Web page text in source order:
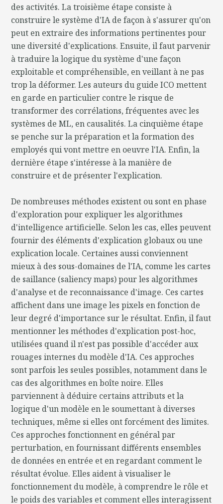
des activités. La troisième étape consiste à
construire le système d'IA de façon à s'assurer qu'on
peut en extraire des informations pertinentes pour
une diversité d'explications. Ensuite, il faut parvenir
à traduire la logique du système d'une façon
exploitable et compréhensible, en veillant à ne pas
trop la déformer. Les auteurs du guide ICO mettent
en garde en particulier contre le risque de
transformer des corrélations, fréquentes avec les
systèmes de ML, en causalités. La cinquième étape
se penche sur la préparation et la formation des
employés qui vont mettre en oeuvre l'IA. Enfin, la
dernière étape s'intéresse à la manière de
construire et de présenter l'explication.
De nombreuses méthodes existent ou sont en phase
d'exploration pour expliquer les algorithmes
d'intelligence artificielle. Selon les cas, elles peuvent
fournir des éléments d'explication globaux ou une
explication locale. Certaines aussi conviennent
mieux à des sous-domaines de l'IA, comme les cartes
de saillance (saliency maps) pour les algorithmes
d'analyse et de reconnaissance d'image. Ces cartes
affichent dans une image les pixels en fonction de
leur degré d'importance sur le résultat. Enfin, il faut
mentionner les méthodes d'explication post-hoc,
utilisées quand il n'est pas possible d'accéder aux
rouages internes du modèle d'IA. Ces approches
sont parfois les seules possibles, notamment dans le
cas des algorithmes en boîte noire. Elles
parviennent à déduire certains attributs et la
logique d'un modèle en le soumettant à diverses
techniques, même si elles ont forcément des limites.
Ces approches fonctionnent en général par
perturbation, en fournissant différents ensembles
de données en entrée et en regardant comment le
résultat évolue. Elles aident à visualiser le
fonctionnement du modèle, à comprendre le rôle et
le poids des variables et comment elles interagissent